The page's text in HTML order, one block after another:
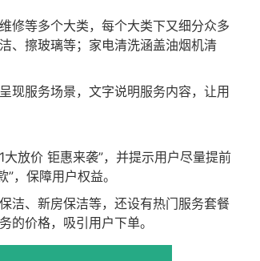
修等多个大类，每个大类下又细分众多
、擦玻璃等；家电清洗涵盖油烟机清
现服务场景，文字说明服务内容，让用
放价 钜惠来袭”，并提示用户尽量提前
，保障用户权益。
洁、新房保洁等，还设有热门服务套餐
的价格，吸引用户下单。